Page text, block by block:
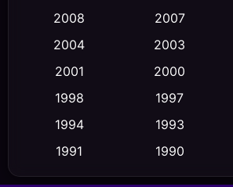
Conspiracy
Crime อาชญากรรม
Culture
Dance เต้น
2008
2007
2004
2003
2001
2000
1998
1997
1994
1993
1991
1990
1986
1985